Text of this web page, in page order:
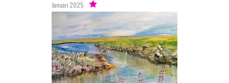
Januari 2025